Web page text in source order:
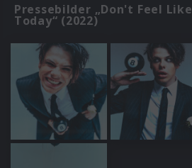
Pressebilder „Don't Feel
Today“ (2022)